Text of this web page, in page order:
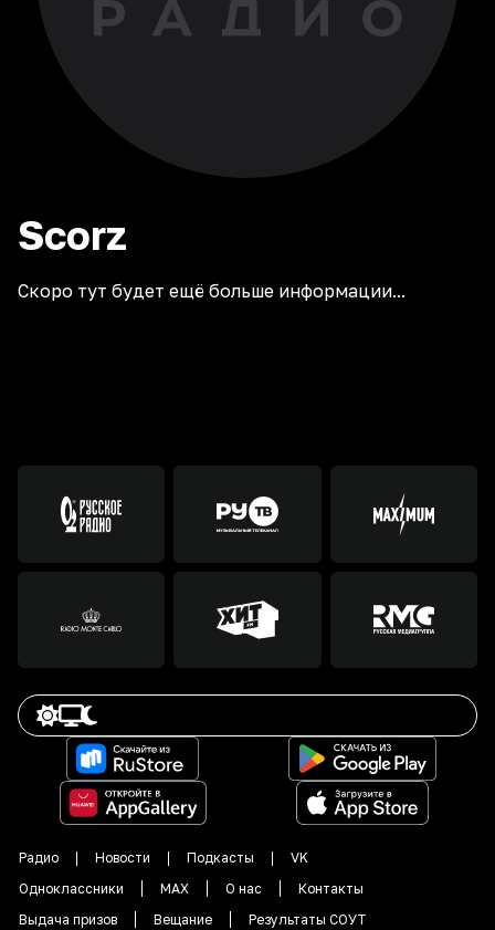
Scorz
Скоро тут будет ещё больше информации...
Радио Новости Подкасты
VK
Одноклассники
MAX О нас
Контакты
Выдача призов
Вещание Результаты СОУТ